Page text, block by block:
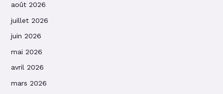
août 2026
juillet 2026
juin 2026
mai 2026
avril 2026
mars 2026